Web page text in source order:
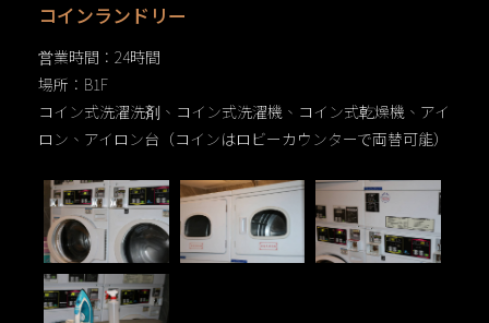
コインランドリー
営業時間：24時間
場所：B1F
コイン式洗濯洗剤、コイン式洗濯機、コイン式乾燥機、アイ
ロン、アイロン台（コインはロビーカウンターで両替可能）